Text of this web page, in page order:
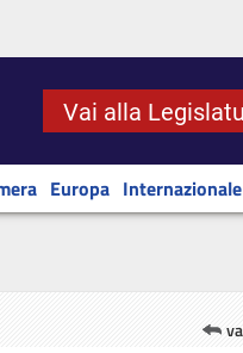
Vai alla
Europa Internazionale